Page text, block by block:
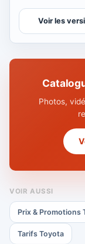
Voir les
Photos,
VOIR AUSSI
Prix & Promotions
Tarifs Toyota